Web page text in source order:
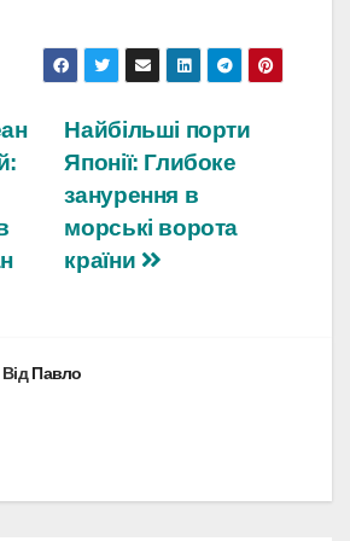
Найбільші порти
Японії: Глибоке
занурення в
морські ворота
країни
ВідПавло